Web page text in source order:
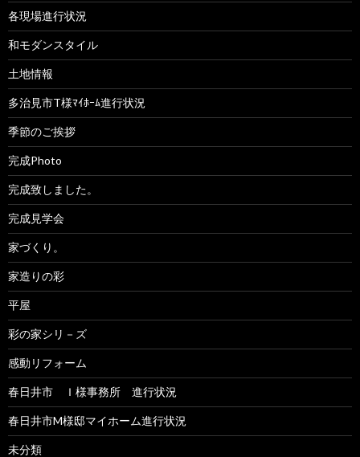
各現場進行状況
和モダンスタイル
土地情報
多治見市T様ﾏｲﾎｰﾑ進行状況
季節のご挨拶
完成Photo
完成致しました。
完成見学会
家づくり。
家造りの彩
平屋
彩の家シリ－ズ
感動リフォーム
春日井市 Ｉ様事務所 進行状況
春日井市M様邸マイホーム進行状況
未分類